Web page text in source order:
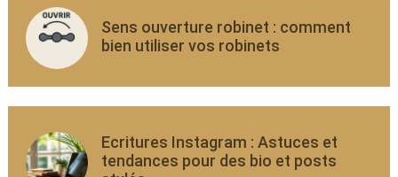
Sens ouverture robinet : comment
bien utiliser vos robinets
Ecritures Instagram : Astuces et
tendances pour des bio et posts